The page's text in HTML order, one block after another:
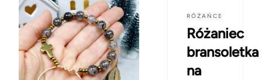
RÓŻAŃCE
Różaniec
bransoletka
na